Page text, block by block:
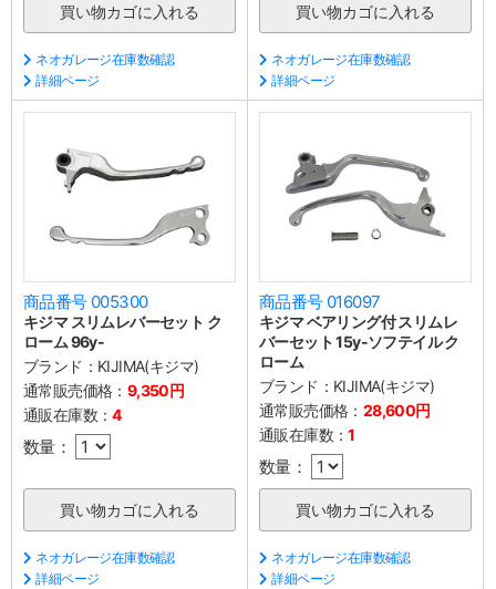
ネオガレージ在庫数確認
詳細ページ
ネオガレージ在庫数確認
詳細ページ
商品番号 005300
キジマ スリムレバーセット ク
ローム 96y-
ブランド： KIJIMA(キジマ)
通常販売価格： 9,350円
通販在庫数：4
数量：
ネオガレージ在庫数確認
詳細ページ
商品番号 016097
キジマ ベアリング付 スリムレ
バーセット 15y-ソフテイル ク
ローム
ブランド： KIJIMA(キジマ)
通常販売価格： 28,600円
通販在庫数：1
数量：
ネオガレージ在庫数確認
詳細ページ